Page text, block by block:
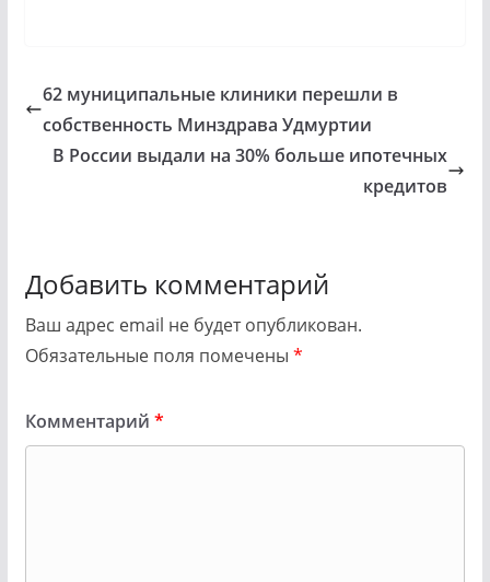
62 муниципальные клиники перешли в
собственность Минздрава Удмуртии
В России выдали на 30% больше ипотечных
кредитов
Добавить комментарий
Ваш адрес email не будет опубликован.
Обязательные поля помечены *
Комментарий *